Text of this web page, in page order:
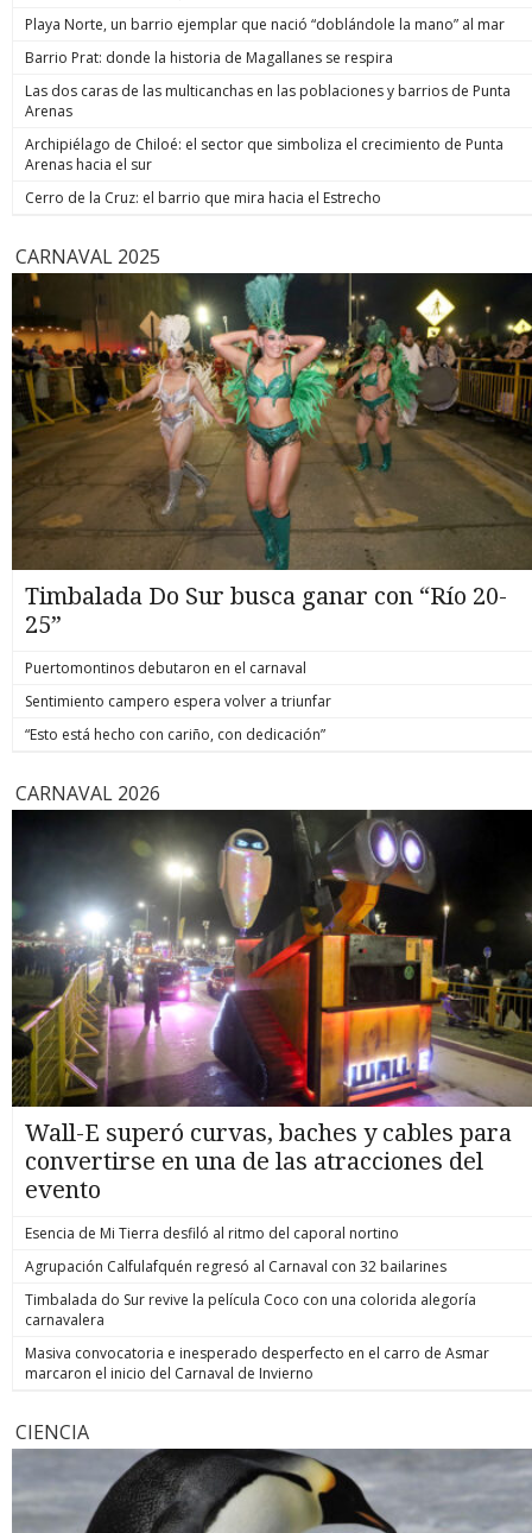
de estos enormes avances en números hay una familia que
hoy está más tranquila”, afirmó. Luego, el jefe de Estado
anunció un paso adicional para recuperar la seguridad y
todos los que buscan destruir nuestra sociedad. Seremos
implacables. No habrá excusas ni treguas“. El Presidente
anunció que su gobierno dará un paso adicional para
recuperar la seguridad, tal como se comprometió en
campaña, y aseguró que van a “perseguir, capturar, juzgar y
condenar a todos los que buscan destruir nuestra sociedad”.
indicó.
Playa Norte, un barrio ejemplar que nació “doblándole la mano” al mar
Barrio Prat: donde la historia de Magallanes se respira
Las dos caras de las multicanchas en las poblaciones y barrios de Punta
Arenas
Archipiélago de Chiloé: el sector que simboliza el crecimiento de Punta
Arenas hacia el sur
Cerro de la Cruz: el barrio que mira hacia el Estrecho
CARNAVAL 2025
Timbalada Do Sur busca ganar con “Río 20-
25”
Puertomontinos debutaron en el carnaval
Sentimiento campero espera volver a triunfar
“Esto está hecho con cariño, con dedicación”
CARNAVAL 2026
Wall-E superó curvas, baches y cables para
convertirse en una de las atracciones del
evento
Esencia de Mi Tierra desfiló al ritmo del caporal nortino
Agrupación Calfulafquén regresó al Carnaval con 32 bailarines
Timbalada do Sur revive la película Coco con una colorida alegoría
carnavalera
Masiva convocatoria e inesperado desperfecto en el carro de Asmar
marcaron el inicio del Carnaval de Invierno
CIENCIA